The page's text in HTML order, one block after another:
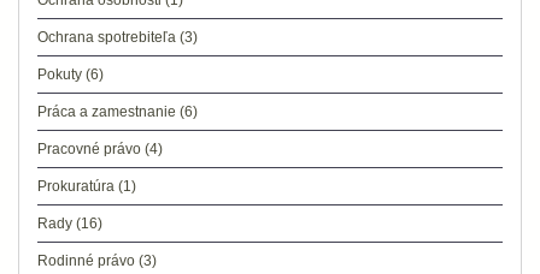
Ochrana spotrebiteľa (3)
Pokuty (6)
Práca a zamestnanie (6)
Pracovné právo (4)
Prokuratúra (1)
Rady (16)
Rodinné právo (3)